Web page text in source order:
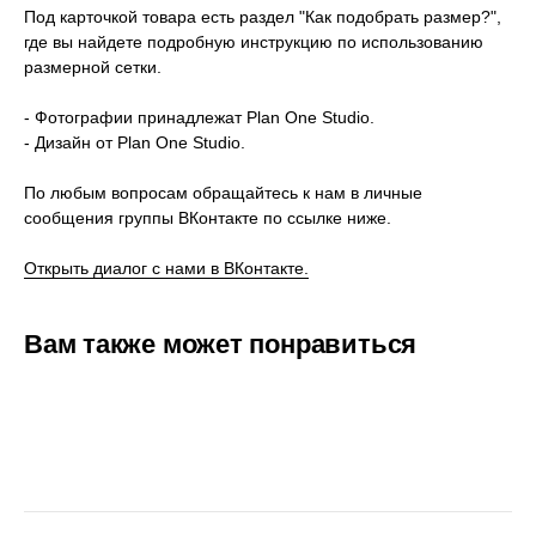
Под карточкой товара есть раздел "Как подобрать размер?",
где вы найдете подробную инструкцию по использованию
размерной сетки.
- Фотографии принадлежат Plan One Studio.
- Дизайн от Plan One Studio.
По любым вопросам обращайтесь к нам в личные
сообщения группы ВКонтакте по ссылке ниже.
Открыть диалог с нами в ВКонтакте.
Вам также может понравиться